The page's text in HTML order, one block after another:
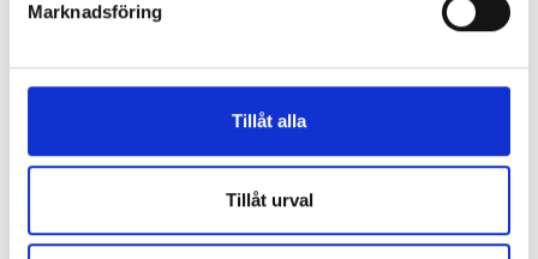
Marknadsföring
Tillåt alla
Tillåt urval